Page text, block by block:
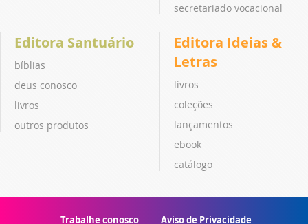
secretariado vocacional
Editora Santuário
bíblias
deus conosco
livros
outros produtos
Editora Ideias &
Letras
livros
coleções
lançamentos
ebook
catálogo
Trabalhe conosco Aviso de Privacidade